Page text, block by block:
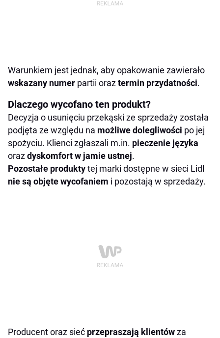
Warunkiem jest jednak, aby opakowanie zawierało
wskazany numer partii oraztermin przydatności.
Dlaczego wycofano ten produkt?
Decyzja o usunięciu przekąski ze sprzedaży została
podjęta ze względu na możliwe dolegliwości po jej
spożyciu. Klienci zgłaszali m.in. pieczenie języka
orazdyskomfort w jamie ustnej.
Pozostałe produktytej marki dostępne w sieci Lidl
nie są objęte wycofaniem i pozostają w sprzedaży.
Producent oraz sieć przepraszają klientówza